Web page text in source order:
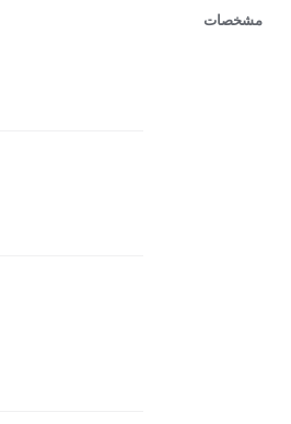
مشخصات